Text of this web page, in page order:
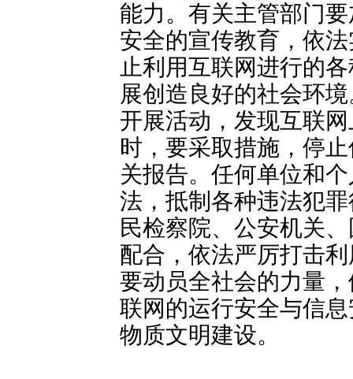
能力。有关主管部门
安全的宣传教育，依
止利用互联网进行的
展创造良好的社会环
开展活动，发现互联
时，要采取措施，停
关报告。任何单位和
法，抵制各种违法犯
民检察院、公安机关
配合，依法严厉打击
要动员全社会的力量
联网的运行安全与信
物质文明建设。